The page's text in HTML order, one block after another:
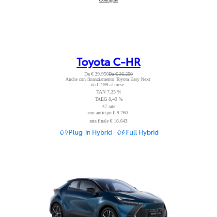
Toyota C-HR
Da € 29.950Da € 36.250
Anche con finanziamento Toyota Easy Next
da € 199 al mese
TAN 7,25 %
TAEG 8,49 %
47 rate
con anticipo € 9.760Leggi nota
rata finale € 16.643
Plug-in Hybrid Full Hybrid